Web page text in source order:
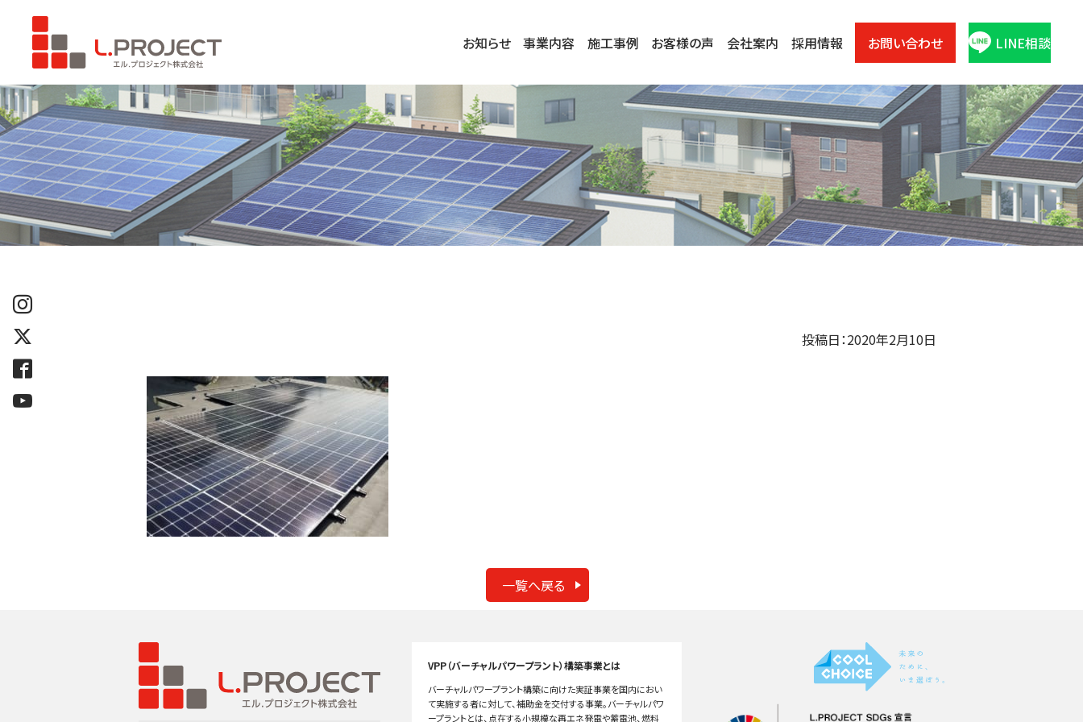
お知らせ 事業内容 施工事例 お客様の声 会社案内 採用情報 お問い合わせ LINE相談
投稿日：2020年2月10日
一覧へ戻る
VPP（バーチャルパワープラント）構築事業とは
バーチャルパワープラント構築に向けた実証事業を国内におい
て実施する者に対して、補助金を交付する事業。バーチャルパワ
ープラントとは、点在する小規模な再エネ発電や蓄電池、燃料